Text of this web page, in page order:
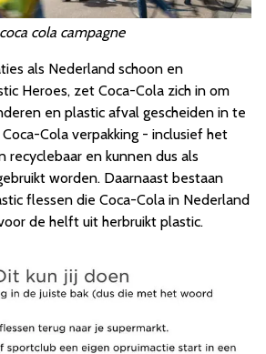
coca cola campagne
als Nederland schoon en
Heroes, zet Coca-Cola zich in om
en plastic afval gescheiden in te
Cola verpakking - inclusief het
recyclebaar en kunnen dus als
worden. Daarnaast bestaan
flessen die Coca-Cola in Nederland
de helft uit herbruikt plastic.